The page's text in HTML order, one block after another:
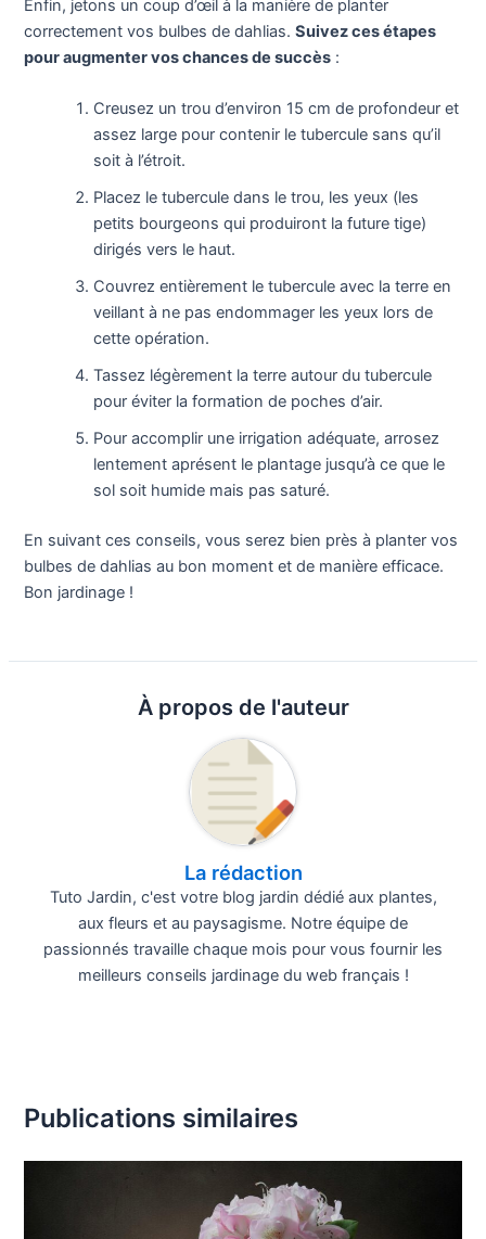
Enfin, jetons un coup d’œil à la manière de planter
correctement vos bulbes de dahlias.Suivez ces étapes
pour augmenter vos chances de succès :
Creusez un trou d’environ 15 cm de profondeur et
assez large pour contenir le tubercule sans qu’il
soit à l’étroit.
Placez le tubercule dans le trou, les yeux (les
petits bourgeons qui produiront la future tige)
dirigés vers le haut.
Couvrez entièrement le tubercule avec la terre en
veillant à ne pas endommager les yeux lors de
cette opération.
Tassez légèrement la terre autour du tubercule
pour éviter la formation de poches d’air.
Pour accomplir une irrigation adéquate, arrosez
lentement aprésent le plantage jusqu’à ce que le
sol soit humide mais pas saturé.
En suivant ces conseils, vous serez bien près à planter vos
bulbes de dahlias au bon moment et de manière efficace.
Bon jardinage !
À propos de l'auteur
La rédaction
Tuto Jardin, c'est votre blog jardin dédié aux plantes,
aux fleurs et au paysagisme. Notre équipe de
passionnés travaille chaque mois pour vous fournir les
meilleurs conseils jardinage du web français !
Publications similaires